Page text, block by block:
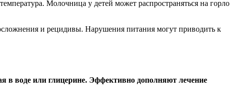
Молочница у детей может распространяться на горло
и рецидивы. Нарушения питания могут приводить к
воде или глицерине. Эффективно дополняют лечение